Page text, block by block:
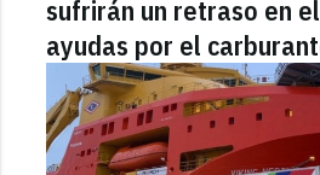
sufrirán un retraso en
ayudas por el